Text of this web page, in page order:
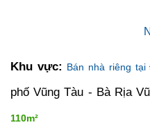
Khu vực: Bán nhà riêng
phố Vũng Tàu - Bà Rịa
110m²